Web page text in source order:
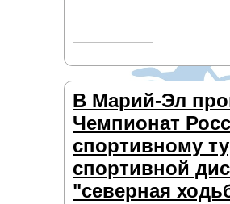
В Марий-Эл
Чемпионат
спортивному
спортивной
"северная